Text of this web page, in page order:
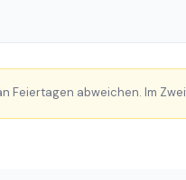
Feiertagen abweichen. Im